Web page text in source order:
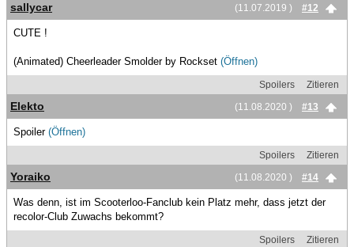
(11.07.2019 )
#12
sallycar
CUTE !
(Animated) Cheerleader Smolder by Rockset (Öffnen)
Spoilers
Zitieren
(11.08.2020 )
#13
Elekto
Spoiler (Öffnen)
Spoilers
Zitieren
(11.08.2020 )
#14
Yoraiko
Was denn, ist im Scooterloo-Fanclub kein Platz mehr, dass jetzt der
recolor-Club Zuwachs bekommt?
Spoilers
Zitieren